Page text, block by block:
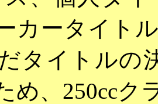
カータイト
タイトルの
め、250ccク